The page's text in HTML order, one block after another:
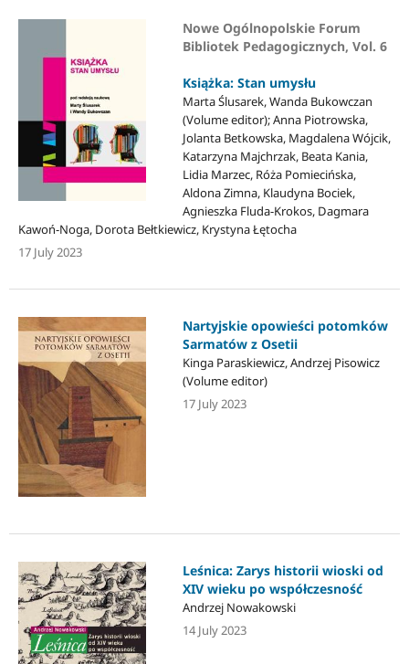
Nowe Ogólnopolskie Forum
Bibliotek Pedagogicznych, Vol. 6
Książka: Stan umysłu
Marta Ślusarek, Wanda Bukowczan
(Volume editor); Anna Piotrowska,
Jolanta Betkowska, Magdalena Wójcik,
Katarzyna Majchrzak, Beata Kania,
Lidia Marzec, Róża Pomiecińska,
Aldona Zimna, Klaudyna Bociek,
Agnieszka Fluda-Krokos, Dagmara
Kawoń-Noga, Dorota Bełtkiewicz, Krystyna Łętocha
17 July 2023
Nartyjskie opowieści potomków
Sarmatów z Osetii
Kinga Paraskiewicz, Andrzej Pisowicz
(Volume editor)
17 July 2023
Leśnica: Zarys historii wioski od
XIV wieku po współczesność
Andrzej Nowakowski
14 July 2023